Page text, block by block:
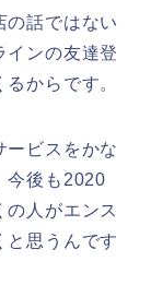
の話ではない
インの友達登
からです。
ービスをかな
今後も2020
人がエンス
と思うんです